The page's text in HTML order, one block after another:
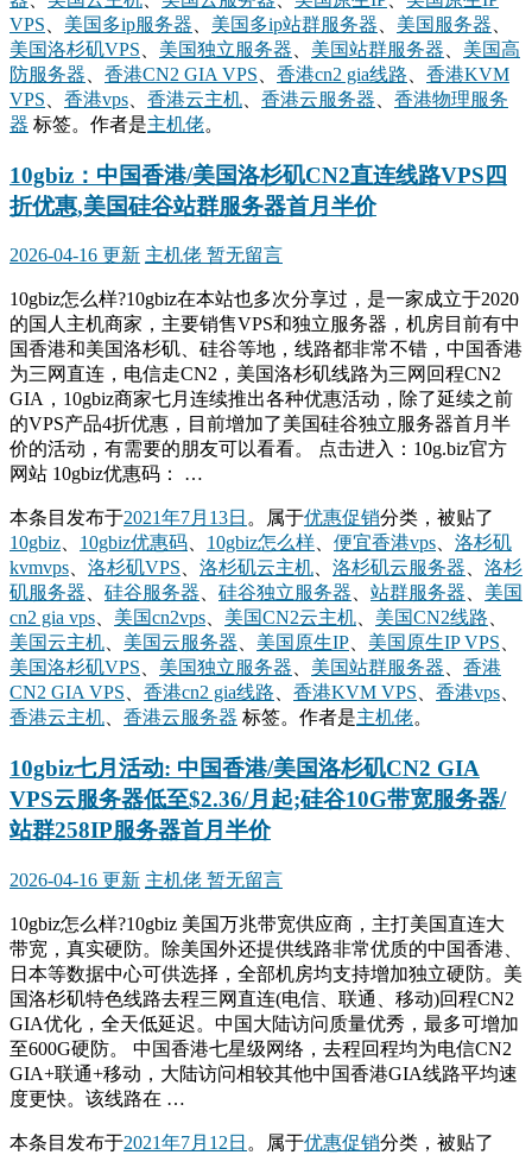
VPS
美国多ip服务器 美国多ip站群服务器 美国服务器
美国洛杉矶VPS
美国独立服务器 美国站群服务器
美国高
防服务器
香港CN2 GIA VPS 香港cn2 gia线路
香港KVM
VPS
香港vps 香港云主机 香港云服务器
香港物理服务
器 标签。 作者是主机佬。
10gbiz：中国香港/美国洛杉矶CN2直连线路VPS四
折优惠,美国硅谷站群服务器首月半价
2026-04-16 更新 主机佬 暂无留言
10gbiz怎么样?10gbiz在本站也多次分享过，是一家成立于2020
的国人主机商家，主要销售VPS和独立服务器，机房目前有中
国香港和美国洛杉矶、硅谷等地，线路都非常不错，中国香港
为三网直连，电信走CN2，美国洛杉矶线路为三网回程CN2
GIA，10gbiz商家七月连续推出各种优惠活动，除了延续之前
的VPS产品4折优惠，目前增加了美国硅谷独立服务器首月半
价的活动，有需要的朋友可以看看。 点击进入：10g.biz官方
网站 10gbiz优惠码： …
本条目发布于2021年7月13日 。属于优惠促销分类，被贴了
10gbiz
10gbiz优惠码 10gbiz怎么样 便宜香港vps
洛杉矶
kvmvps
洛杉矶VPS 洛杉矶云主机 洛杉矶云服务器
洛杉
矶服务器
硅谷服务器 硅谷独立服务器 站群服务器
美国
cn2 gia vps
美国cn2vps 美国CN2云主机 美国CN2线路
美国云主机
美国云服务器 美国原生IP 美国原生IP VPS
美国洛杉矶VPS
美国独立服务器 美国站群服务器
香港
CN2 GIA VPS
香港cn2 gia线路 香港KVM VPS 香港vps
香港云主机
香港云服务器 标签。 作者是主机佬。
10gbiz七月活动: 中国香港/美国洛杉矶CN2 GIA
VPS云服务器低至$2.36/月起;硅谷10G带宽服务器/
站群258IP服务器首月半价
2026-04-16 更新 主机佬 暂无留言
10gbiz怎么样?10gbiz 美国万兆带宽供应商，主打美国直连大
带宽，真实硬防。除美国外还提供线路非常优质的中国香港、
日本等数据中心可供选择，全部机房均支持增加独立硬防。美
国洛杉矶特色线路去程三网直连(电信、联通、移动)回程CN2
GIA优化，全天低延迟。中国大陆访问质量优秀，最多可增加
至600G硬防。 中国香港七星级网络，去程回程均为电信CN2
GIA+联通+移动，大陆访问相较其他中国香港GIA线路平均速
度更快。该线路在 …
本条目发布于2021年7月12日 。属于优惠促销分类，被贴了